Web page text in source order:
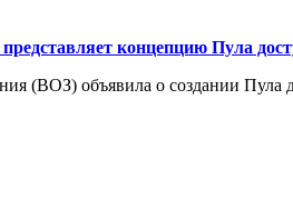
концепцию Пула
(ВОЗ) объявила о создании